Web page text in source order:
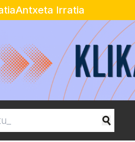
Antxeta Irratia